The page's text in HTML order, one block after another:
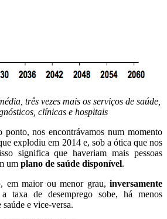
três vezes mais os serviços de saúde,
clínicas e hospitais
ponto, nos encontrávamos num momento
explodiu em 2014 e, sob a ótica que nos
significa que haveriam mais pessoas
um plano de saúde disponível.
em maior ou menor grau, inversamente
taxa de desemprego sobe, há menos
e vice-versa.